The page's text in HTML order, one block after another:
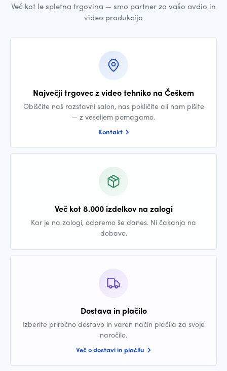
Več kot le spletna trgovina — smo partner za vašo avdio in
video produkcijo
Največji trgovec z video tehniko na Češkem
Obiščite naš razstavni salon, nas pokličite ali nam pišite
— z veseljem pomagamo.
Kontakt
Več kot 8.000 izdelkov na zalogi
Kar je na zalogi, odpremo še danes. Ni čakanja na
dobavo.
Dostava in plačilo
Izberite priročno dostavo in varen način plačila za svoje
naročilo.
Več o dostavi in plačilu